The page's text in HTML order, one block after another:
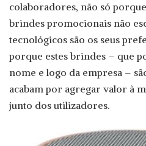
colaboradores, não só
brindes promocionais não
tecnológicos são os seus
porque estes brindes – que
nome e logo da empresa –
acabam por agregar valor à
junto dos utilizadores.